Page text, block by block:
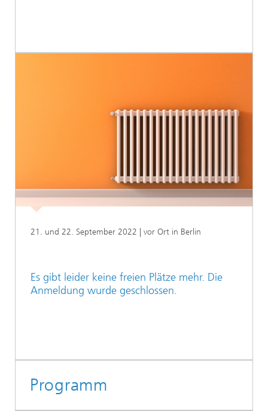
21. und 22. September 2022 | vor Ort in Berlin
Es gibt leider keine freien Plätze mehr. Die
Anmeldung wurde geschlossen.
Programm